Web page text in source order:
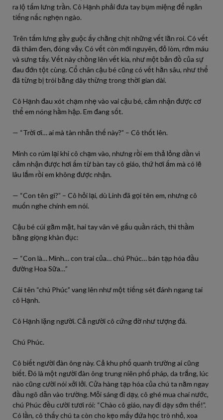
ra lộ tấm lưng trần. Cô Hạnh phải đưa tay bụm miệng để ngăn
tiếng nấc nghẹn ngào.
Trên tấm lưng gầy guộc ấy chằng chịt những vết lằn roi. Có vết
đã thâm đen, đóng vảy. Có vết còn mới nguyên, đỏ lòm, rớm máu
và sưng tấy. Vết này chồng lên vết kia, như một bản đồ của sự
đau đớn tột cùng. Cổ chân cậu bé cũng có vết hằn sâu, như thể
đã từng bị trói bằng dây thừng trong thời gian dài.
Cô Hạnh đau xót chạm nhẹ vào vai cậu bé, cảm nhận được cơ
thể em nóng hầm hập. Em đang sốt.
— “Trời ơi… ai mà tàn nhẫn thế này?” – Cô thốt lên.
Minh co rúm lại khi cô chạm vào, nhưng rồi em thả lỏng dần vì
cảm nhận được hơi ấm từ bàn tay cô giáo, thứ hơi ấm mà có lẽ
lâu lắm rồi em không được nhận.
— “Con tên gì?” – Cô hỏi lại, dù Linh đã gọi tên em, nhưng cô
muốn nghe chính em nói.
Cậu bé cúi gằm mặt, hai tay vân vê gấu quần rách, thì thầm
bằng giọng khàn đục:
— “Con là… Minh… con trai của… chú Phúc… bán tạp hóa đầu
đường Hoa Sữa…”
Cái tên “chú Phúc” vang lên như một tiếng sét đánh ngang tai
cô Hạnh.
Cô Hạnh lặng người. Cả người cô cứng đờ như tượng đá.
Chú Phúc.
Cô biết người đàn ông này. Cả khu phố quanh trường ai cũng
biết. Đó là một người đàn ông trung niên phố pháp, da trắng, lúc
nào cũng cười nói xởi lởi. Cửa hàng tạp hóa của chú ta nằm ngay
đầu ngõ dẫn vào trường. Mỗi sáng đi dạy, cô ghé mua chai nước,
chú Phúc đều cười tươi rói: “Chào cô giáo, nay đi dạy sớm thế!”.
Có lần, cô thấy chú ta còn cho kẹo mấy đứa học trò nhỏ, xoa